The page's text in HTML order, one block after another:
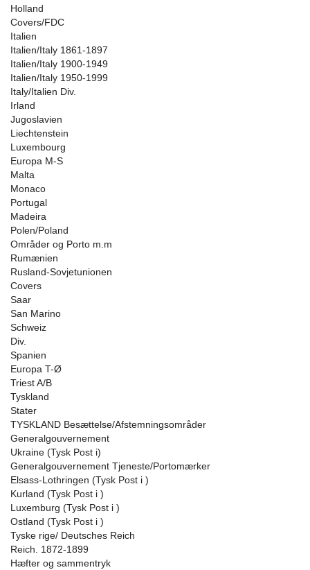
Holland
Covers/FDC
Italien
Italien/Italy 1861-1897
Italien/Italy 1900-1949
Italien/Italy 1950-1999
Italy/Italien Div.
Irland
Jugoslavien
Liechtenstein
Luxembourg
Europa M-S
Malta
Monaco
Portugal
Madeira
Polen/Poland
Områder og Porto m.m
Rumænien
Rusland-Sovjetunionen
Covers
Saar
San Marino
Schweiz
Div.
Spanien
Europa T-Ø
Triest A/B
Tyskland
Stater
TYSKLAND Besættelse/Afstemningsområder
Generalgouvernement
Ukraine (Tysk Post i)
Generalgouvernement Tjeneste/Portomærker
Elsass-Lothringen (Tysk Post i )
Kurland (Tysk Post i )
Luxemburg (Tysk Post i )
Ostland (Tysk Post i )
Tyske rige/ Deutsches Reich
Reich. 1872-1899
Hæfter og sammentryk